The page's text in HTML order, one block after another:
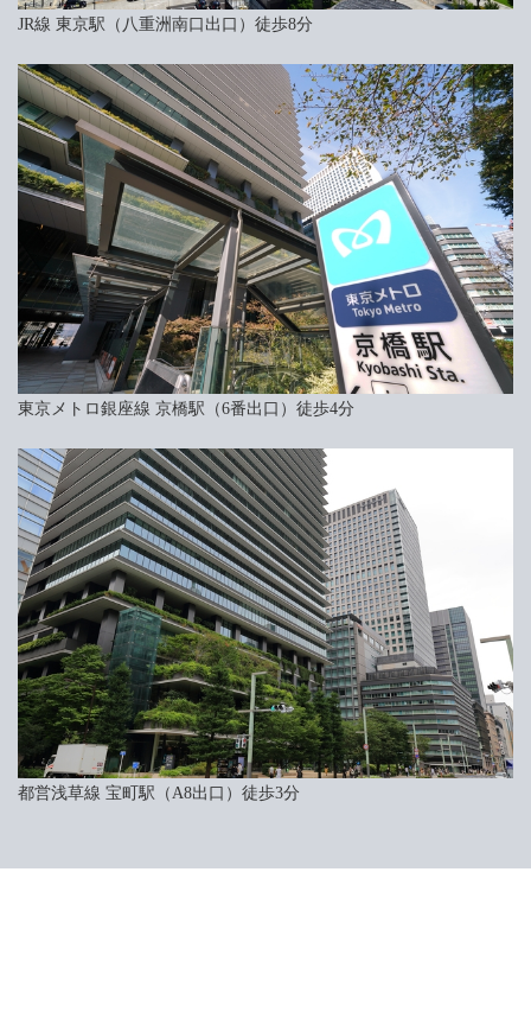
JR線 東京駅（八重洲南口出口） 徒歩8分
東京メトロ銀座線 京橋駅（6番出口） 徒歩4分
都営浅草線 宝町駅（A8出口） 徒歩3分